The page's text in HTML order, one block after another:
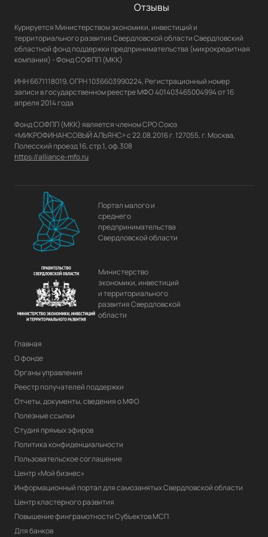
Отзывы
Курируется Министерством экономики, инвестиций и
территориального развития Свердловской области Свердловский
областной фонд поддержки предпринимательства (микрокредитная
компания) - Фонд СОФПП (МКК)
ИНН 6671118019, ОГРН 1036603990224, Регистрационный номер
записи в государственном реестре МФО 401403465004994 от 16
апреля 2014 года
Фонд СОФПП (МКК) является членом СРО Союз
«МИКРОФИНАНСОВЫЙ АЛЬЯНС» с 22.08.2016 г. 127055, г. Москва,
https://alliance-mfo.ru
Портал малого и
среднего
предпринимательства
Свердловской области
Министерство
экономики, инвестиций
и территориального
развития Свердловской
области
Главная
О фонде
Органы управления
Реестр получателей поддержки
Отчеты, документы, сведения о МФО
Полезные ссылки
Студия прямых эфиров
Политика конфиденциальности
Пользовательское соглашение
Центр «Мой бизнес»
Информационный портал для самозанятых Свердловской области
Центр кластерного развития
Повышение финграмотности Субъектов МСП
Для банков